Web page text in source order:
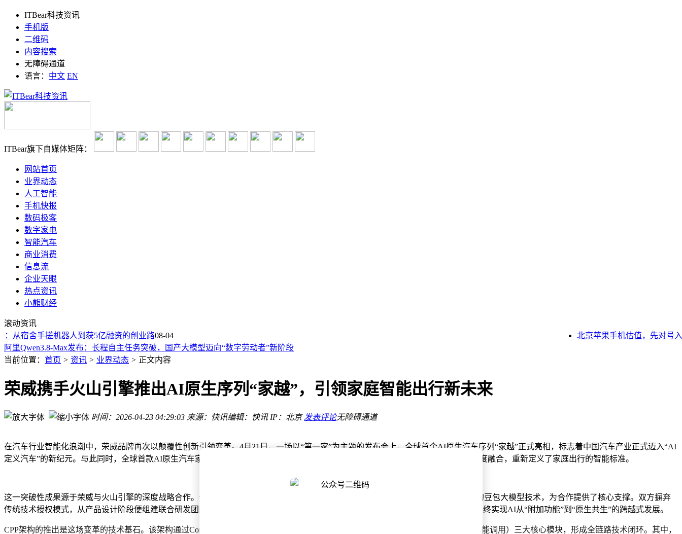
ITBear科技资讯
手机版
二维码
内容搜索
无障碍通道
语言： 中文 EN
ITBear旗下自媒体矩阵：
网站首页
业界动态
人工智能
手机快报
数码极客
数字家电
智能汽车
商业消费
信息流
企业天眼
热点资讯
小熊财经
滚动资讯
从宿舍手搓机器人到获5亿融资的创业路08-04 北京苹果手机估值，先对号入
AI狂潮冲击苹果漏洞防线：漏洞激增审核难，安全更新节奏生变
北航青年闪耀WAIC：三年三度斩获“明日之星”，AI领域展锋芒！
阿里Qwen3.8-Max发布：长程自主任务突破，国产大模型迈向“数字劳动者”新阶段
SK海力士携手闪迪推出HBF标准规范 助力AI存储市场生态构建
QuestMobile榜单：豆包月活3.82亿领跑AI原生APP，跻身全网APP前16强
REDMI K100 Pro系列新配色“流萤追光”亮相：夜光后盖创意足，游戏体验再升级
陶世智能完成1.4亿融资：专注正交减速器，为人形机器人等产业赋能
一加加速清仓美国市场库存 全面收官海外业务转战国内性能赛道
AI狂潮冲击苹果漏洞防线：漏洞激增审核难，安全更新节奏生变
当前位置： 首页 > 资讯 > 业界动态 > 正文内容
荣威携手火山引擎推出AI原生序列“家越”，引领家庭智能出行新未来
时间：2026-04-23 04:29:03 来源：快讯编辑：快讯 IP：北京 发表评论无障碍通道
在汽车行业智能化浪潮中，荣威品牌再次以颠覆性创新引领变革。4月21日，一场以“第一家”为主题的发布会上，全球首个AI原生汽车序列“家越”正式亮相，标志着中国汽车产业正式迈入“AI
定义汽车”的新纪元。与此同时，全球首款AI原生汽车家越07完成首秀，其搭载的行业首创CPP AI原生技术架构，实现了AI与汽车的深度融合，重新定义了家庭出行的智能标准。
这一突破性成果源于荣威与火山引擎的深度战略合作。作为字节跳动旗下云与AI服务平台，火山引擎凭借日均超120万亿tokens调用量的豆包大模型技术，为合作提供了核心支撑。双方摒弃
传统技术授权模式，从产品设计阶段便组建联合研发团队，以“AI go first”为理念，共同定义交互体验、开发AI平台、构建技术底座，最终实现AI从“附加功能”到“原生共生”的跨越式发展。
CPP架构的推出是这场变革的技术基石。该架构通过Context（情境感知）、Planner（智能规划）、Pixel Level function calling（原子级功能调用）三大核心模块，形成全链路技术闭环。其中，